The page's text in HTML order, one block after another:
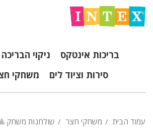
בריכות אינטקס ניקוי הבריכה
סירות וציוד לים
משחקי
עמוד הבית משחקי חצר שולחנות משחק